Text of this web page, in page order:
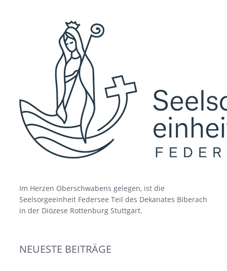
Im Herzen Oberschwabens gelegen, ist die
Seelsorgeeinheit Federsee Teil des Dekanates Biberach
in der Diözese Rottenburg Stuttgart.
NEUESTE BEITRÄGE